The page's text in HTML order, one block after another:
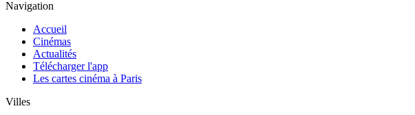
Navigation
Accueil
Cinémas
Actualités
Télécharger l'app
Les cartes cinéma à Paris
Villes